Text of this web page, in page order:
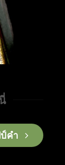
คำ